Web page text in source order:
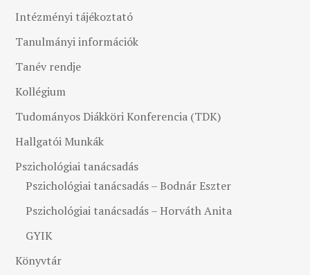
Intézményi tájékoztató
Tanulmányi információk
Tanév rendje
Kollégium
Tudományos Diákköri Konferencia (TDK)
Hallgatói Munkák
Pszichológiai tanácsadás
Pszichológiai tanácsadás – Bodnár Eszter
Pszichológiai tanácsadás – Horváth Anita
GYIK
Könyvtár